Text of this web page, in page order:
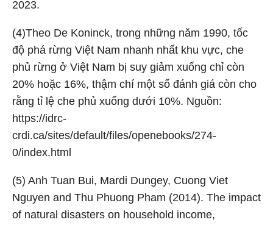
2023.
(4)Theo De Koninck, trong những năm 1990, tốc
độ phá rừng Việt Nam nhanh nhất khu vực, che
phủ rừng ở Việt Nam bị suy giảm xuống chỉ còn
20% hoặc 16%, thậm chí một số đánh giá còn cho
rằng tỉ lệ che phủ xuống dưới 10%. Nguồn:
https://idrc-
crdi.ca/sites/default/files/openebooks/274-
0/index.html
(5) Anh Tuan Bui, Mardi Dungey, Cuong Viet
Nguyen and Thu Phuong Pham (2014). The impact
of natural disasters on household income,